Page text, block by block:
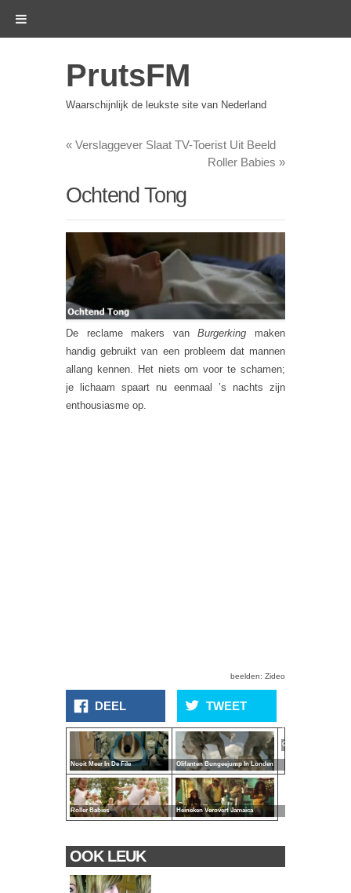
PrutsFM
Waarschijnlijk de leukste site van Nederland
« Verslaggever Slaat TV-Toerist Uit Beeld
Roller Babies »
Ochtend Tong
De reclame makers vanBurgerking maken
handig gebruikt van een probleem dat mannen
allang kennen. Het niets om voor te schamen;
je lichaam spaart nu eenmaal ’s nachts zijn
enthousiasme op.
beelden: Zideo
DEEL TWEET
Nooit Meer In De File Olifanten Bungeejump In Londen
(Sprite-)
Gevoel
Roller Babies Heineken Verovert Jamaica
OOK LEUK